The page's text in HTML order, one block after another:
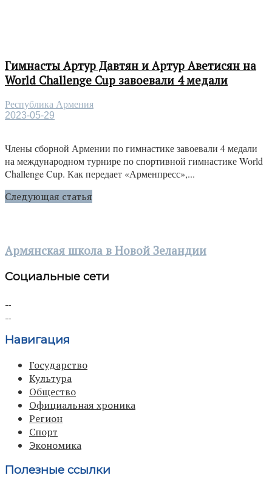
Гимнасты Артур Давтян и Артур Аветисян на
World Challenge Cup завоевали 4 медали
Республика Армения
2023-05-29
Члены сборной Армении по гимнастике завоевали 4 медали
на международном турнире по спортивной гимнастике World
Challenge Cup. Как передает «Арменпресс»,...
Следующая статья
Армянская школа в Новой Зеландии
Социальные сети
Навигация
Государство
Культура
Общество
Официальная хроника
Регион
Спорт
Экономика
Полезные ссылки